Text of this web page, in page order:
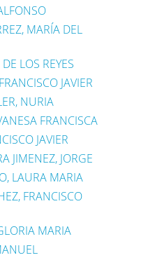
MARÍA DEL
LOS REYES
JAVIER
NURIA
FRANCISCA
JAVIER
JIMENEZ, JORGE
LAURA MARIA
FRANCISCO
MARIA